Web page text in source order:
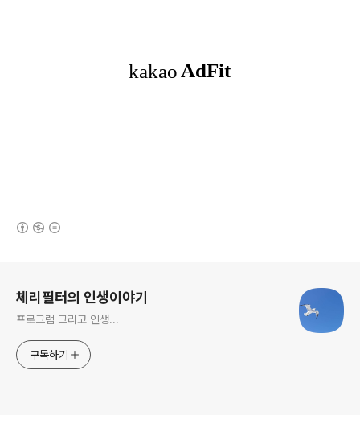
체리필터의 인생이야기
프로그램 그리고 인생...
구독하기